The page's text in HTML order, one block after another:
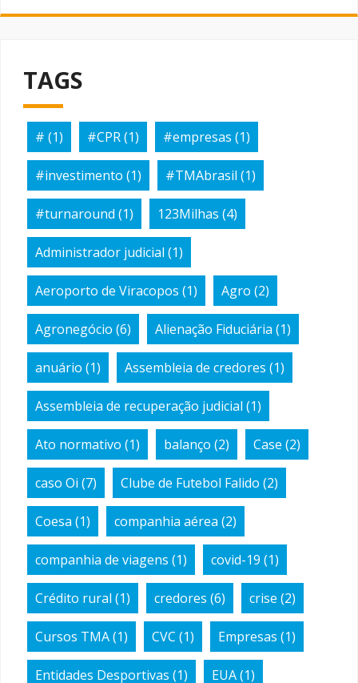
TAGS
# (1) #CPR(1) #empresas (1)
#investimento (1) #TMAbrasil (1)
#turnaround (1) 123Milhas (4)
Administrador judicial (1)
Aeroporto de Viracopos (1) Agro (2)
Agronegócio (6) Alienação Fiduciária (1)
anuário (1) Assembleia de credores (1)
Assembleia de recuperação judicial (1)
Ato normativo (1) balanço (2) Case (2)
caso Oi (7) Clube de Futebol Falido (2)
Coesa (1) companhia aérea (2)
companhia de viagens (1) covid-19 (1)
Crédito rural (1) credores (6) crise (2)
Cursos TMA(1) CVC (1) Empresas (1)
Entidades Desportivas (1) EUA(1)